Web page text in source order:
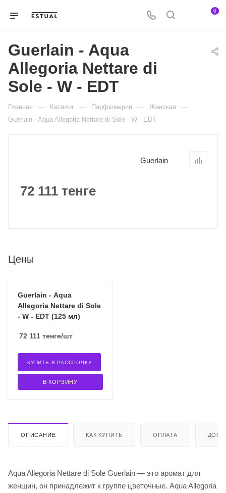
0
Guerlain - Aqua
Allegoria Nettare di
Sole - W - EDT
Главная — Каталог — Парфюмерия — Женская —
Guerlain - Aqua Allegoria Nettare di Sole - W - EDT
Guerlain
72 111 тенге
Цены
Guerlain - Aqua
Allegoria Nettare di Sole
- W - EDT (125 мл)
72 111 тенге/шт
В КОРЗИНУ
КУПИТЬ В РАССРОЧКУ
ОПИСАНИЕ КАК КУПИТЬ ОПЛАТА
Aqua Allegoria Nettare di Sole Guerlain — это аромат для
женщин, он принадлежит к группе цветочные. Aqua Allegoria